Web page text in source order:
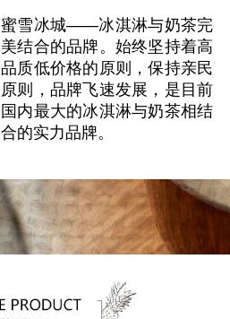
蜜雪冰城——冰淇淋与奶茶完
美结合的品牌。始终坚持着高
品质低价格的原则，保持亲民
原则，品牌飞速发展，是目前
国内最大的冰淇淋与奶茶相结
合的实力品牌。